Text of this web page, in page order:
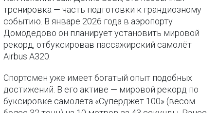
тренировка — часть подготовки к грандиозному
событию. В январе 2026 года в аэропорту
Домодедово он планирует установить мировой
рекорд, отбуксировав пассажирский самолёт
Airbus A320.
Спортсмен уже имеет богатый опыт подобных
достижений. В его активе — мировой рекорд по
буксировке самолёта «Суперджет 100» (весом